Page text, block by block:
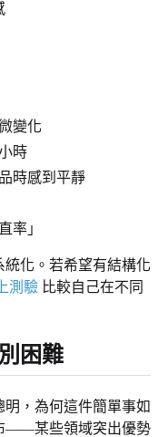
變化
時
時感到平靜
率」
化。若希望有結構化
測驗 比較自己在不同
困難
，為何這件簡單事如
——某些領域突出優勢